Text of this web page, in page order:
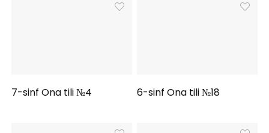
7-sinf Ona tili №4 6-sinf Ona tili №18